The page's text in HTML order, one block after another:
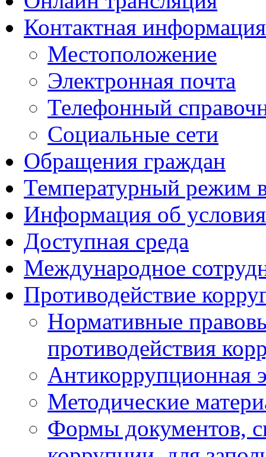
Контактная информация
Местоположение
Электронная почта
Телефонный
Социальные сети
Обращения граждан
Температурный режим
Информация об
Доступная среда
Международное
Противодействие
Нормативные
противодействия
Антикоррупционная
Методические
Формы документов,